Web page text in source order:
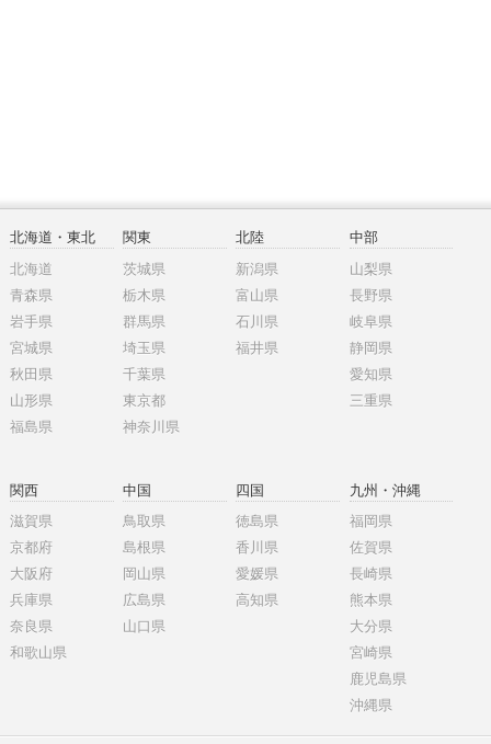
北海道・東北
北海道
青森県
岩手県
宮城県
秋田県
山形県
福島県
関東
茨城県
栃木県
群馬県
埼玉県
千葉県
東京都
神奈川県
北陸
新潟県
富山県
石川県
福井県
中部
山梨県
長野県
岐阜県
静岡県
愛知県
三重県
関西
滋賀県
京都府
大阪府
兵庫県
奈良県
和歌山県
中国
鳥取県
島根県
岡山県
広島県
山口県
四国
徳島県
香川県
愛媛県
高知県
九州・沖縄
福岡県
佐賀県
長崎県
熊本県
大分県
宮崎県
鹿児島県
沖縄県